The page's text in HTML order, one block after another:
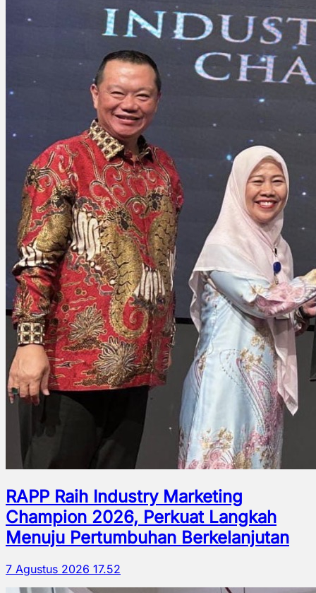
RAPP Raih Industry Marketing
Champion 2026, Perkuat Langkah
Menuju Pertumbuhan Berkelanjutan
7 Agustus 2026 17.52